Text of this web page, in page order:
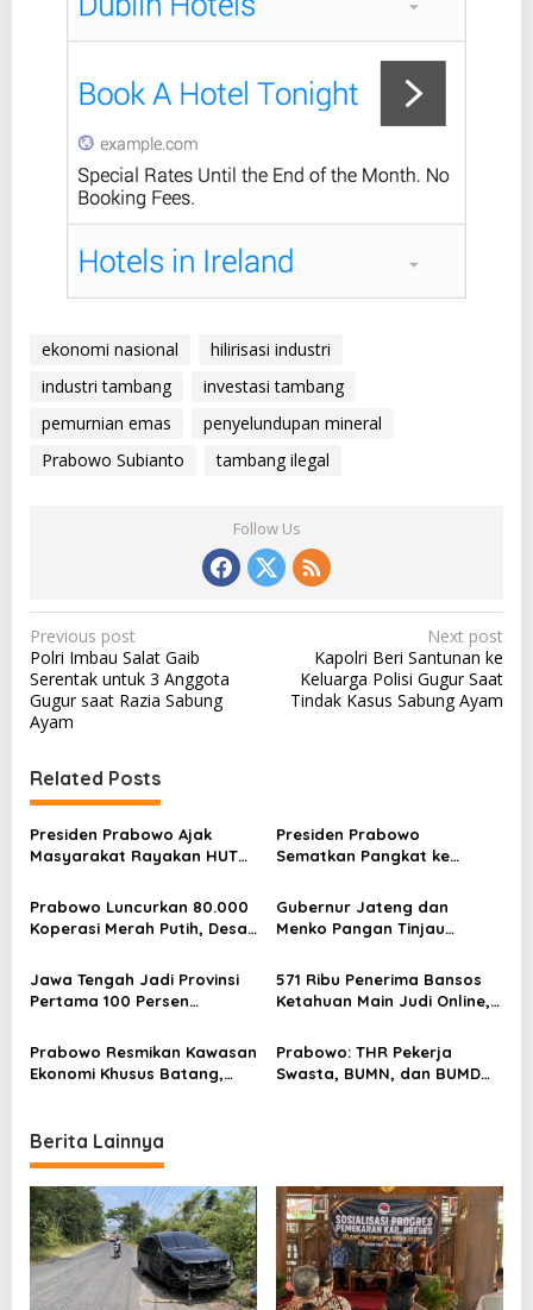
ekonomi nasional
hilirisasi industri
industri tambang
investasi tambang
pemurnian emas
penyelundupan mineral
Prabowo Subianto
tambang ilegal
Follow Us
P
o
s
t
n
a
v
i
g
a
t
i
n
Previous post
Polri Imbau Salat Gaib
Serentak untuk 3 Anggota
Gugur saat Razia Sabung
Ayam
Next post
Kapolri Beri Santunan ke
Keluarga Polisi Gugur Saat
Tindak Kasus Sabung Ayam
Related Posts
Presiden Prabowo Ajak
Masyarakat Rayakan HUT
dan Kebersamaan
Presiden Prabowo
Sematkan Pangkat ke
Penerima Adhi Makayasa
Prabowo Luncurkan 80.000
Koperasi Merah Putih, Desa
Gubernur Jateng dan
Menko Pangan Tinjau
Putih Jelang Diluncurkan
Presiden Prabowo
Jawa Tengah Jadi Provinsi
Pertama 100 Persen
Berbadan Hukum
571 Ribu Penerima Bansos
Ketahuan Main Judi Online,
Miliar Sepanjang 2024
Prabowo Resmikan Kawasan
Ekonomi Khusus Batang,
Prabowo: THR Pekerja
Swasta, BUMN, dan BUMD
Berita Lainnya